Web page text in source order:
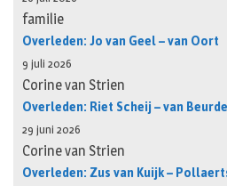
familie
Overleden: Jo van Geel – van Oort
9 juli 2026
Corine van Strien
Overleden: Riet Scheij – van
29 juni 2026
Corine van Strien
Overleden: Zus van Kuijk –